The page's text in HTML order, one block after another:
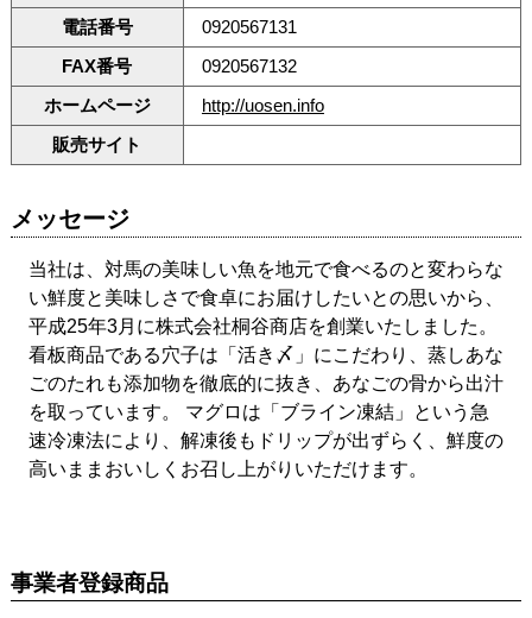
電話番号
0920567131
FAX番号
0920567132
ホームページ
http://uosen.info
販売サイト
メッセージ
当社は、対馬の美味しい魚を地元で食べるのと変わらな
い鮮度と美味しさで食卓にお届けしたいとの思いから、
平成25年3月に株式会社桐谷商店を創業いたしました。
看板商品である穴子は「活き〆」にこだわり、蒸しあな
ごのたれも添加物を徹底的に抜き、あなごの骨から出汁
を取っています。 マグロは「ブライン凍結」という急
速冷凍法により、解凍後もドリップが出ずらく、鮮度の
高いままおいしくお召し上がりいただけます。
事業者登録商品